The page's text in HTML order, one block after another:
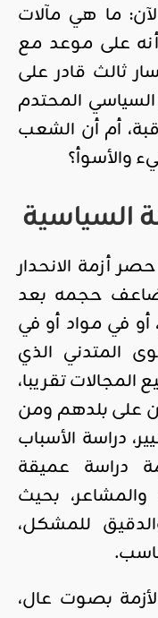
ما هي مآلات
على موعد مع
ثالث قادر على
المحتدم
أم أن الشعب
والأسوأ؟
السياسية
أزمة الانحدار
حجمه بعد
أو في مواد أو في
المتدني الذي
المجالات تقريبا،
على بلدهم ومن
دراسة الأسباب
دراسة عميقة
بحيث
للمشكل،
بصوت عال،